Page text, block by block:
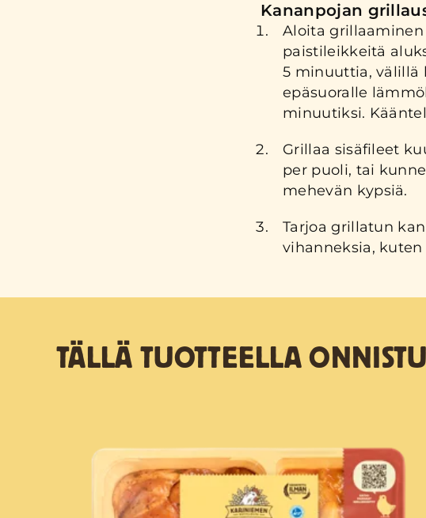
Kananpojan
Aloita
paistileikkeitä
5 minuuttia, välillä
epäsuoralle
minuutiksi.
Grillaa sisäfileet
per puoli, tai
mehevän kypsiä.
Tarjoagrillatun
vihanneksia,
TÄLLÄ TUOTTEELLA